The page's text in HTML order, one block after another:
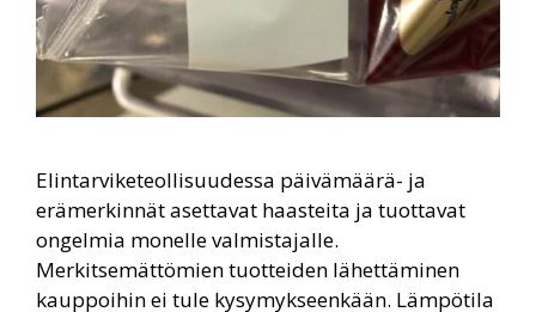
Elintarviketeollisuudessa päivämäärä- ja
erämerkinnät asettavat haasteita ja tuottavat
ongelmia monelle valmistajalle.
Merkitsemättömien tuotteiden lähettäminen
kauppoihin ei tule kysymykseenkään. Lämpötila